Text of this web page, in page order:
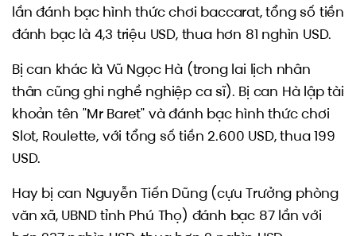
lần đánh bạc hình thức chơi baccarat, tổng số tiền
đánh bạc là 4,3 triệu USD, thua hơn 81 nghìn USD.
Bị can khác là Vũ Ngọc Hà (trong lai lịch nhân
thân cũng ghi nghề nghiệp ca sĩ). Bị can Hà lập tài
khoản tên "Mr Baret" và đánh bạc hình thức chơi
Slot, Roulette, với tổng số tiền 2.600 USD, thua 199
USD.
Hay bị can Nguyễn Tiến Dũng (cựu Trưởng phòng
văn xã, UBND tỉnh Phú Thọ) đánh bạc 87 lần với